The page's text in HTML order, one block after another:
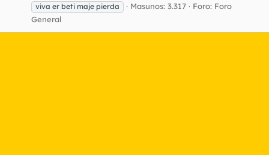
viva er beti maje pierda
Masunos: 3.317 Foro: Foro
General